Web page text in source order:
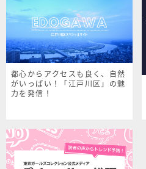
都心からアクセスも良く、自然
がいっぱい！「江戸川区」の魅
力を発信！